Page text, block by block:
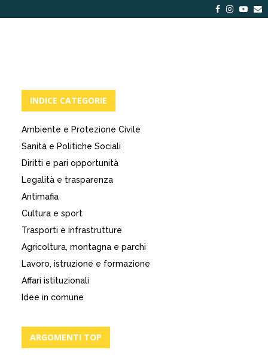
Facebook
INDICE CATEGORIE
Ambiente e Protezione Civile
Sanità e Politiche Sociali
Diritti e pari opportunità
Legalità e trasparenza
Antimafia
Cultura e sport
Trasporti e infrastrutture
Agricoltura, montagna e parchi
Lavoro, istruzione e formazione
Affari istituzionali
Idee in comune
ARGOMENTI TOP